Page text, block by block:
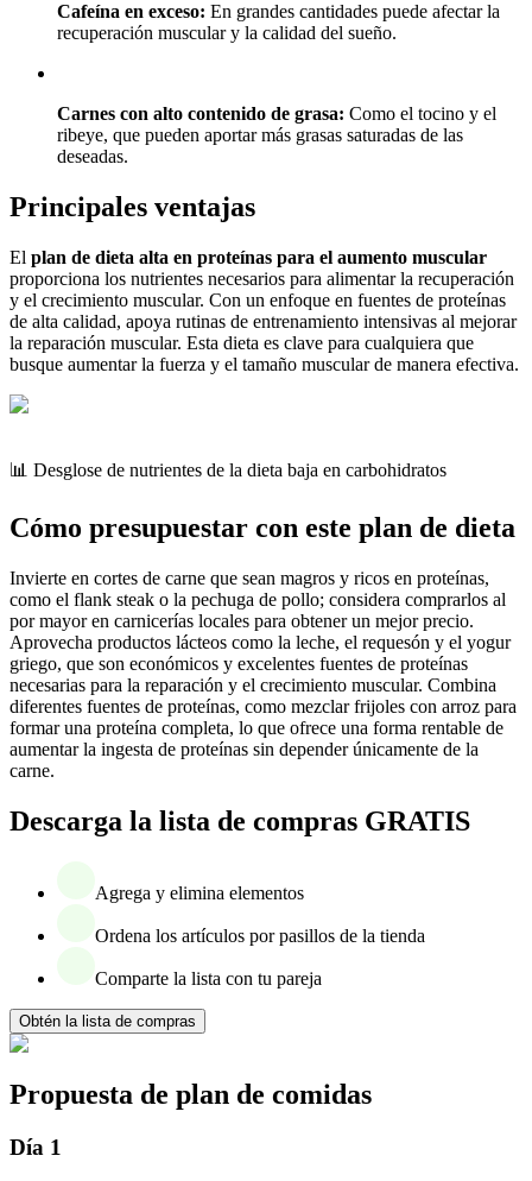
Cafeína en exceso: En grandes cantidades puede afectar la
recuperación muscular y la calidad del sueño.
Carnes con alto contenido de grasa: Como el tocino y el
ribeye, que pueden aportar más grasas saturadas de las
deseadas.
Principales ventajas
El plan de dieta alta en proteínas para el aumento muscular
proporciona los nutrientes necesarios para alimentar la recuperación
y el crecimiento muscular. Con un enfoque en fuentes de proteínas
de alta calidad, apoya rutinas de entrenamiento intensivas al mejorar
la reparación muscular. Esta dieta es clave para cualquiera que
busque aumentar la fuerza y el tamaño muscular de manera efectiva.
📊 Desglose de nutrientes de la dieta baja en carbohidratos
Cómo presupuestar con este plan de dieta
Invierte en cortes de carne que sean magros y ricos en proteínas,
como el flank steak o la pechuga de pollo; considera comprarlos al
por mayor en carnicerías locales para obtener un mejor precio.
Aprovecha productos lácteos como la leche, el requesón y el yogur
griego, que son económicos y excelentes fuentes de proteínas
necesarias para la reparación y el crecimiento muscular. Combina
diferentes fuentes de proteínas, como mezclar frijoles con arroz para
formar una proteína completa, lo que ofrece una forma rentable de
aumentar la ingesta de proteínas sin depender únicamente de la
carne.
Descarga la lista de compras GRATIS
Agrega y elimina elementos
Ordena los artículos por pasillos de la tienda
Comparte la lista con tu pareja
Obtén la lista de compras
Propuesta de plan de comidas
Día 1